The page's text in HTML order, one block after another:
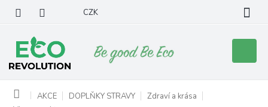
obsah
CZK
košík
Domů AKCE DOPLŇKY STRAVY
Zdraví a krása